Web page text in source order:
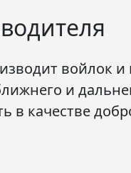
войлок и
и
в качестве